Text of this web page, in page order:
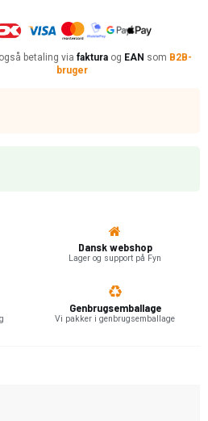
betaling via fakturaog EAN som B2B-
bruger
Dansk webshop
Lager og support på Fyn
Genbrugsemballage
Vi pakker i genbrugsemballage